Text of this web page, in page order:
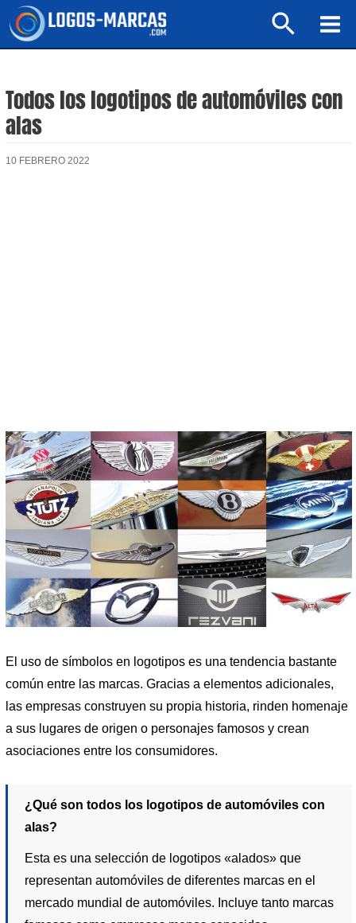
Buscar
Todos los logotipos de automóviles con
alas
10 FEBRERO 2022
El uso de símbolos en logotipos es una tendencia bastante
común entre las marcas. Gracias a elementos adicionales,
las empresas construyen su propia historia, rinden homenaje
a sus lugares de origen o personajes famosos y crean
asociaciones entre los consumidores.
¿Qué son todos los logotipos de automóviles con
alas?
Esta es una selección de logotipos «alados» que
representan automóviles de diferentes marcas en el
mercado mundial de automóviles. Incluye tanto marcas